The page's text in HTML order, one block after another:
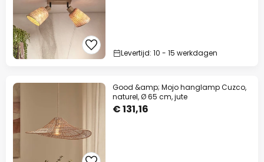
Levertijd: 10 - 15 werkdagen
Good &amp; Mojo hanglamp Cuzco,
naturel, Ø 65 cm, jute
€ 131,16